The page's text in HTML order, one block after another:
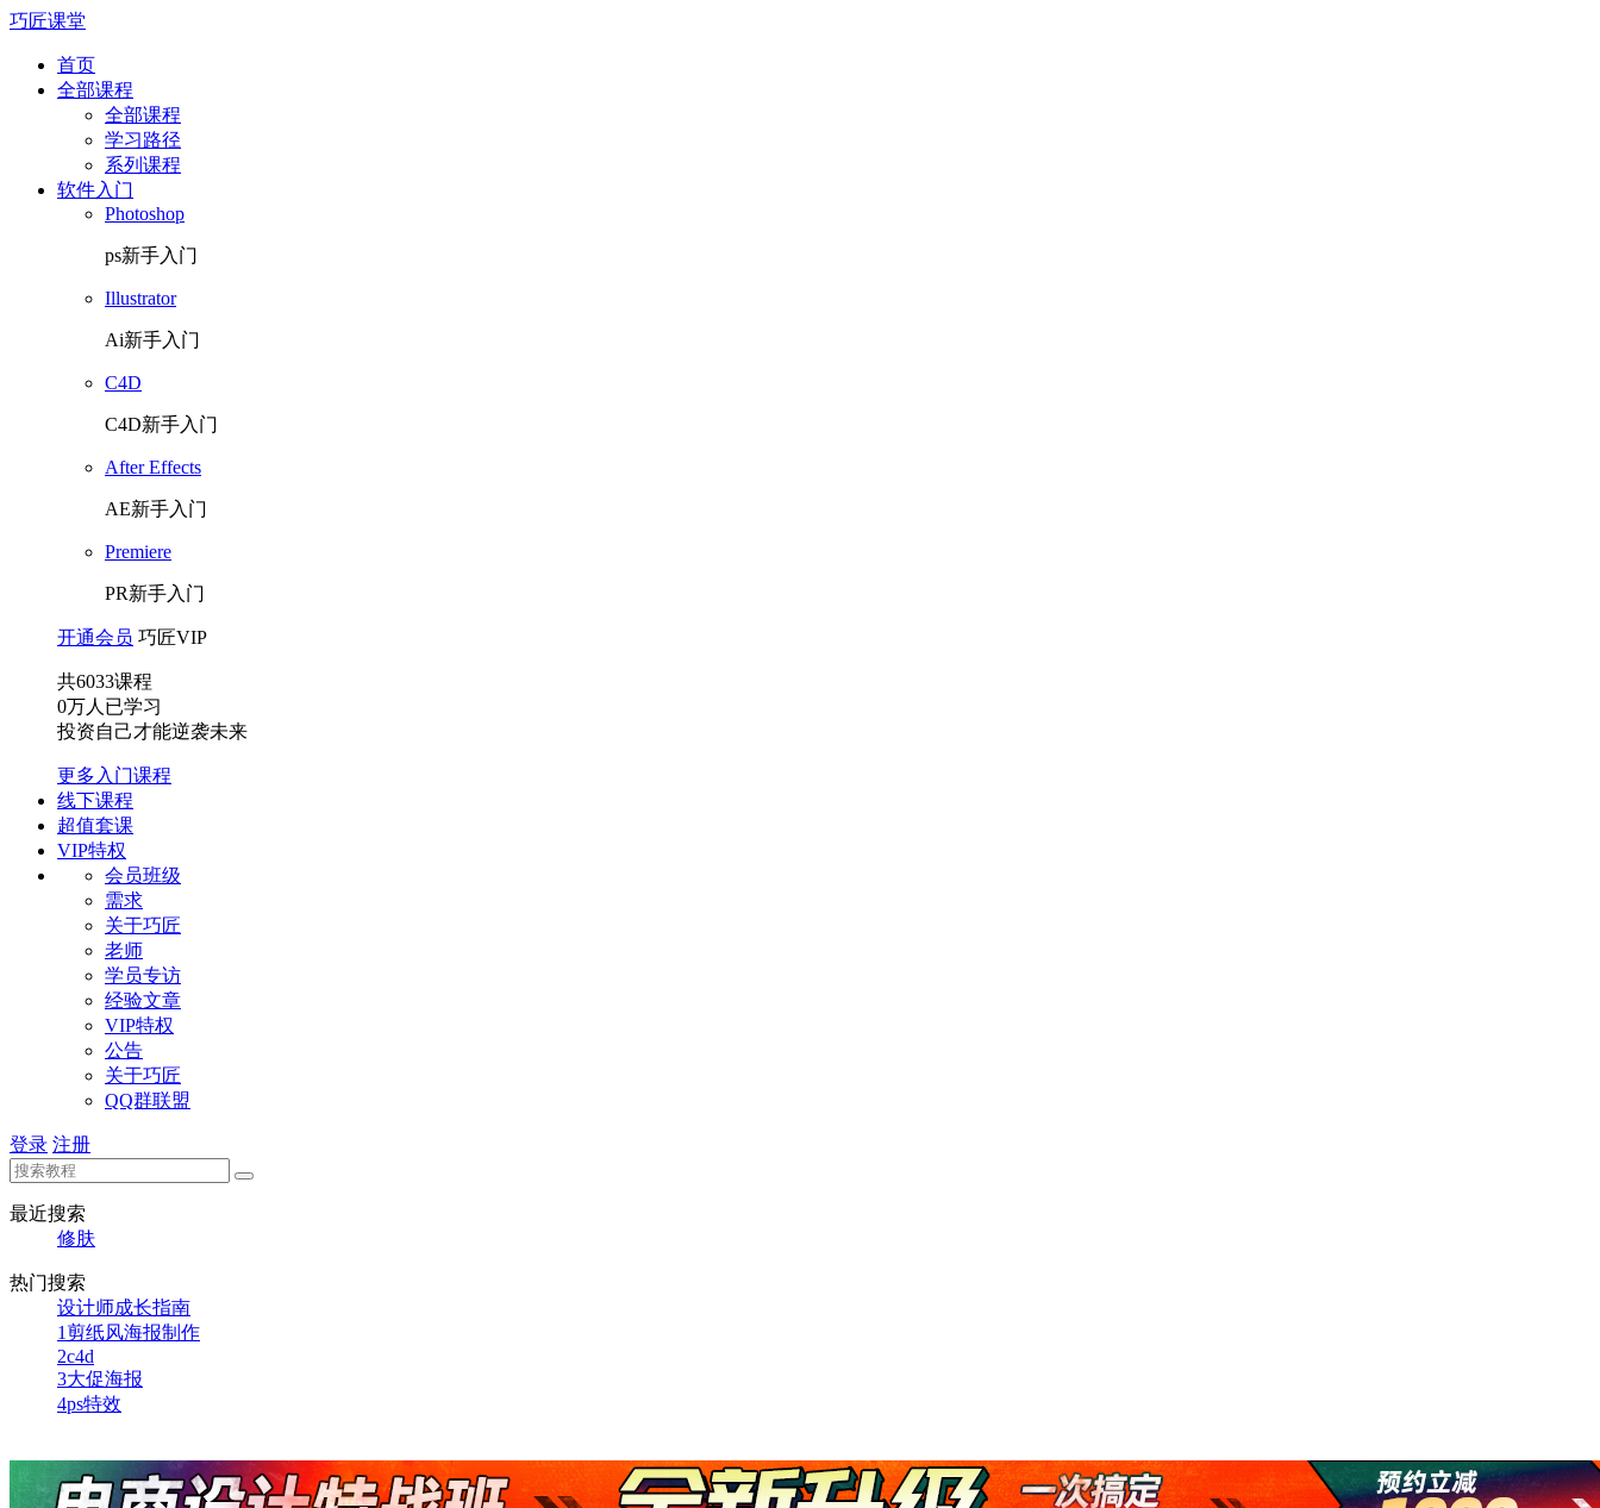
巧匠课堂
首页
全部课程
全部课程
学习路径
系列课程
软件入门
Photoshop
ps新手入门
Illustrator
Ai新手入门
C4D
C4D新手入门
After Effects
AE新手入门
Premiere
PR新手入门
开通会员 巧匠VIP
共6033课程
0万人已学习
投资自己才能逆袭未来
更多入门课程
线下课程
超值套课
VIP特权
会员班级
需求
关于巧匠
老师
学员专访
经验文章
VIP特权
公告
关于巧匠
QQ群联盟
登录 注册
最近搜索
修肤
热门搜索
设计师成长指南
1 剪纸风海报制作
2c4d
3大促海报
4ps特效